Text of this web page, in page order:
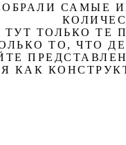
САМЫЕ
ТУТ ТОЛЬКО ТЕ
ТО, ЧТО
КАК